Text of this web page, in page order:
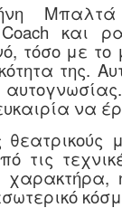
Coach
και
τόσο με
της.
να
τις
Το 6ο Διεθνές
Κινηματογραφικό
Αγρινίου «Οι
Λήδας» επιστρέφει
διήμερες προβολές
και την πρώτη
Λουριδά στο Αγρίνιο.
Πρόγραμμα
Πόπη
συλλογή
παρούσα δίγλωσση
Πόπης Αρωνιάδα,
ευαισθησία και
της
και η